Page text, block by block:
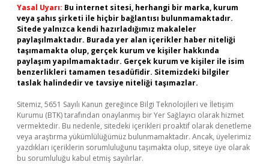
Yasal Uyarı: Bu internet sitesi, herhangi bir marka, kurum
veya şahıs şirketi ile hiçbir bağlantısı bulunmamaktadır.
Sitede yalnızca kendi hazırladığımız makaleler
paylaşılmaktadır. Burada yer alan içerikler haber niteliği
taşımamakta olup, gerçek kurum ve kişiler hakkında
paylaşım yapılmamaktadır. Gerçek kurum ve kişiler ile isim
benzerlikleri tamamen tesadüfidir. Sitemizdeki bilgiler
taslak halindedir ve tavsiye niteliği taşımazlar.
Sitemiz, 5651 Sayılı Kanun gereğince Bilgi Teknolojileri ve İletişim
Kurumu (BTK) tarafından onaylanmış bir Yer Sağlayıcı olarak hizmet
vermektedir. Bu nedenle, sitedeki içerikleri proaktif olarak denetleme
veya araştırma yükümlülüğümüz bulunmamaktadır. Ancak, üyelerimiz
yazdıkları içeriklerin sorumluluğunu taşımakta olup, siteye üye olarak
bu sorumluluğu kabul etmiş sayılırlar.